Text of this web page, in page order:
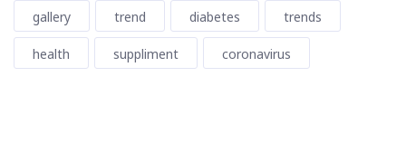
gallery trend diabetes trends
health suppliment coronavirus